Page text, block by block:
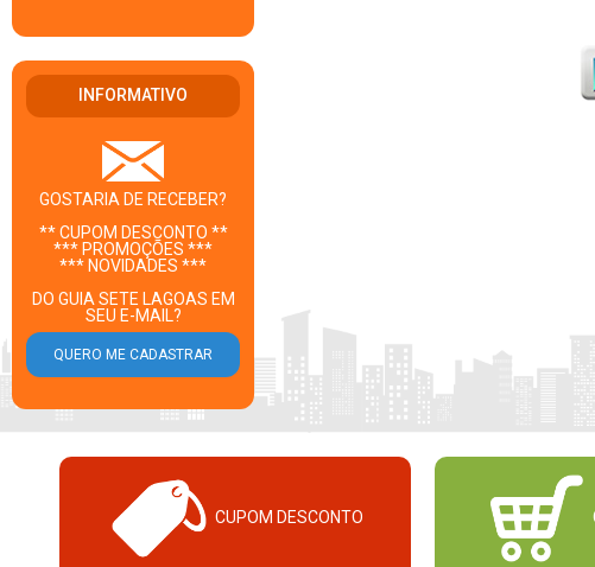
INFORMATIVO
GOSTARIA DE RECEBER?
** CUPOM DESCONTO **
*** PROMOÇÕES ***
*** NOVIDADES ***
DO GUIA SETE LAGOAS EM
SEU E-MAIL?
CUPOM DESCONTO